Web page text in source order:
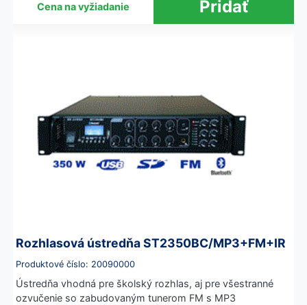
Cena na vyžiadanie
Rozhlasová ústredňa ST2350BC/MP3+FM+IR
Produktové číslo: 20090000
Ústredňa vhodná pre školský rozhlas, aj pre všestranné
ozvučenie so zabudovaným tunerom FM s MP3